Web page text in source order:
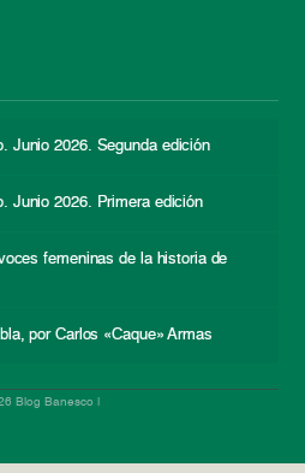
Junio 2026. Segunda edición
Junio 2026. Primera edición
femeninas de la historia de
por Carlos «Caque» Armas
Blog Banesco |